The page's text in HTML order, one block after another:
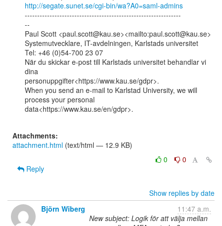
http://segate.sunet.se/cgi-bin/wa?A0=saml-admins
---------------------------------------------------------------
--
Paul Scott <paul.scott@kau.se><mailto:paul.scott@kau.se>
Systemutvecklare, IT-avdelningen, Karlstads universitet
Tel: +46 (0)54-700 23 07
När du skickar e-post till Karlstads universitet behandlar vi
dina
personuppgifter<https://www.kau.se/gdpr>.
When you send an e-mail to Karlstad University, we will
process your personal
data<https://www.kau.se/en/gdpr>.
Attachments:
attachment.html (text/html — 12.9 KB)
0
0
Reply
Show replies by date
Björn Wiberg
11:47 a.m.
New subject: Logik för att välja mellan